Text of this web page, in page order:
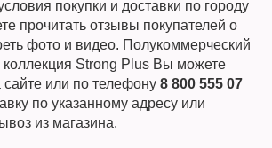
покупки и доставки по городу
прочитать отзывы покупателей о
фото и видео. Полукоммерческий
Strong Plus Вы можете
сайте или по телефону 8 800 555 07
по указанному адресу или
из магазина.